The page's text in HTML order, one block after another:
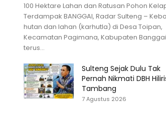
100 Hektare Lahan dan Ratusan Pohon
Terdampak BANGGAI, Radar Sulteng –
hutan dan lahan (karhutla) di Desa Toipan,
Kecamatan Pagimana, Kabupaten
terus...
Sulteng Sejak Dulu Tak
Pernah Nikmati DBH
Tambang
7 Agustus 2026